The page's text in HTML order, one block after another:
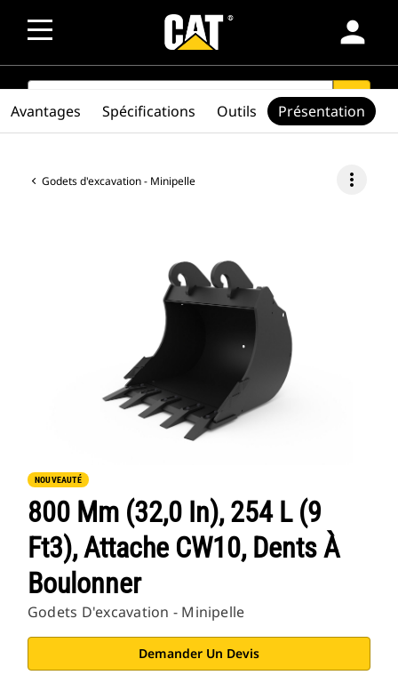
person
SEARCH search
Godets d'excavation - Minipelle more_vert
NOUVEAUTÉ
800 Mm (32,0 In), 254 L (9
Ft3), Attache CW10, Dents À
Boulonner
Godets D'excavation - Minipelle
Demander Un Devis
Avantages Spécifications Outils Présentation